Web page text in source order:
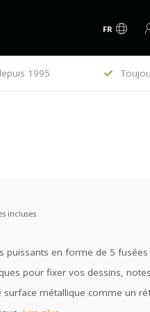
FR
1995
incluses
puissants en forme de 5 fusées
pour fixer vos dessins,
surface métallique comme un